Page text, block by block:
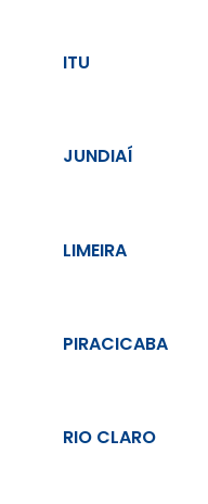
ITU
JUNDIAÍ
LIMEIRA
PIRACICABA
RIO CLARO